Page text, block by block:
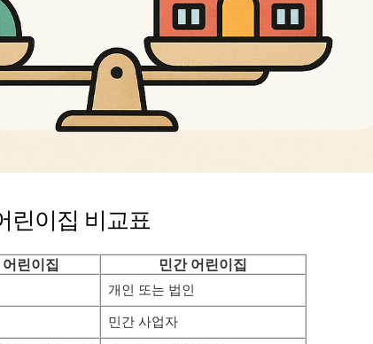
린이집 비교표
린이집 민간 어린이집
개인 또는 법인
민간 사업자